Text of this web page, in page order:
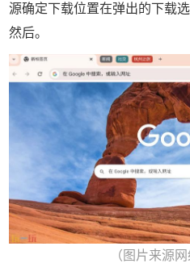
源确定下载位置在弹出的下载选
然后。
（图片来源